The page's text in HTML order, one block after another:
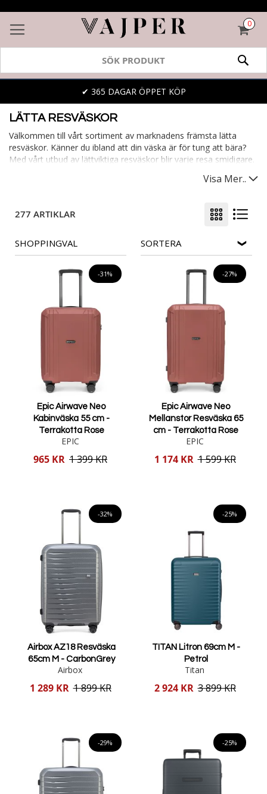
0
✔ 365 DAGAR ÖPPET KÖP
LÄTTA RESVÄSKOR
Välkommen till vårt sortiment av marknadens främsta lätta
resväskor. Känner du ibland att din väska är för tung att bära?
Med vårt utbud av lättviktiga resväskor blir varje resa smidigare.
utan onödig tyngd. Bland vårt utbud hittar du lätta kabinväskor,
väska gör varje resa behagligare, oavsett var du ska.
Visa Mer..
277 ARTIKLAR
SHOPPINGVAL SORTERA
-31%
Epic Airwave Neo
Kabinväska 55 cm -
Terrakotta Rose
EPIC
Reducerat
965 KR 1 399 KR
-27%
Epic Airwave Neo
Mellanstor Resväska 65
cm - Terrakotta Rose
EPIC
Reducerat
1 174 KR 1 599 KR
-32%
Airbox AZ18 Resväska
65cm M - CarbonGrey
Airbox
Reducerat
1 289 KR 1 899 KR
-25%
TITAN Litron 69cm M -
Petrol
Titan
Reducerat
2 924 KR 3 899 KR
-29% -25%